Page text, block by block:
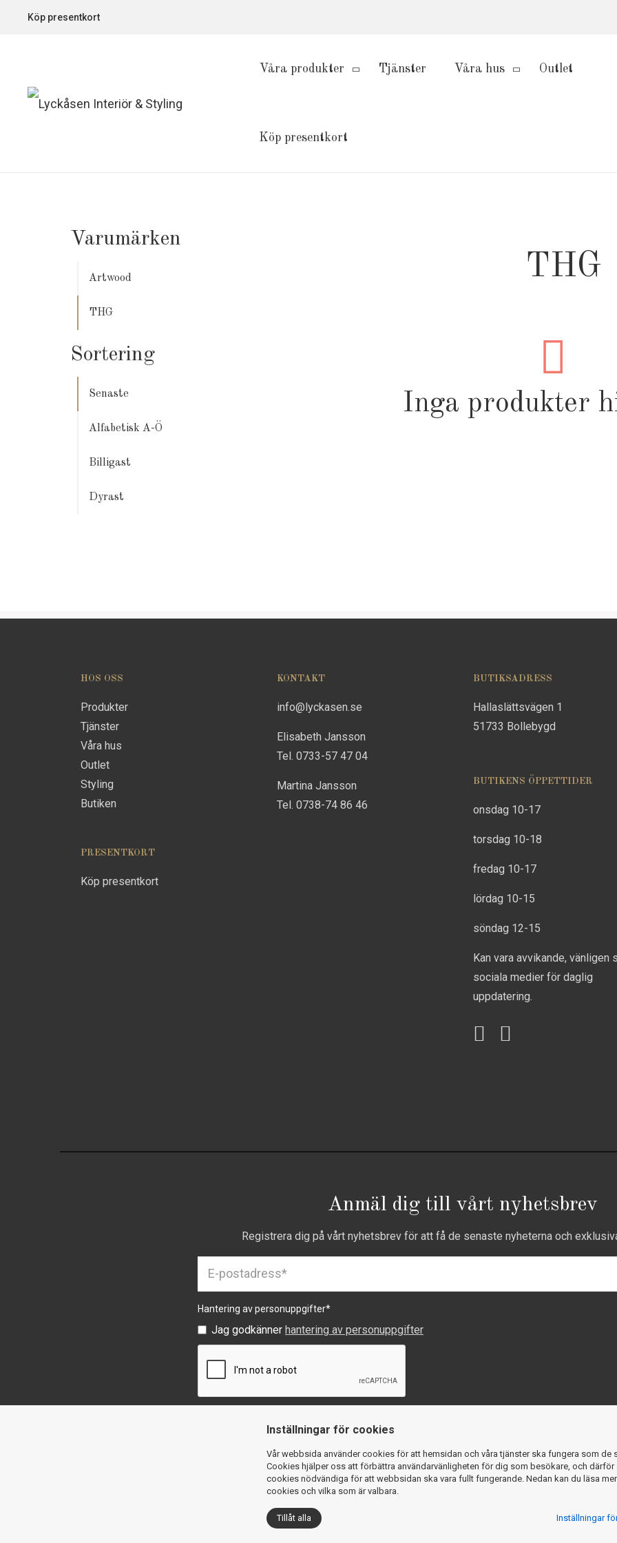
Köp presentkort
Våra produkter Tjänster Våra hus Outlet
Köp presentkort
Varumärken
Artwood
THG
Sortering
Senaste
Alfabetisk A-Ö
Billigast
Dyrast
THG
Inga produkter
HOS OSS
Produkter
Tjänster
Våra hus
Outlet
Styling
Butiken
PRESENTKORT
Köp presentkort
KONTAKT
info@lyckasen.se
Elisabeth Jansson
Tel. 0733-57 47 04
Martina Jansson
Tel. 0738-74 86 46
BUTIKSADRESS
Hallaslättsvägen 1
51733 Bollebygd
BUTIKENS ÖPPETTIDER
onsdag 10-17
torsdag 10-18
fredag 10-17
lördag 10-15
söndag 12-15
Kan vara avvikande, vänligen
sociala medier för daglig
uppdatering.
Anmäl dig till vårt nyhetsbrev
Registrera dig på vårt nyhetsbrev för att få de senaste nyheterna och
Hantering av personuppgifter*
Jag godkänner hantering av personuppgifter
Cookies
Inställningar för cookies
Vår webbsida använder cookies för att hemsidan och våra tjänster ska fungera som de
Cookies hjälper oss att förbättra användarvänligheten för dig som besökare, och därför
cookies nödvändiga för att webbsidan ska vara fullt fungerande. Nedan kan du läsa
cookies och vilka som är valbara.
Tillåt alla Inställningar